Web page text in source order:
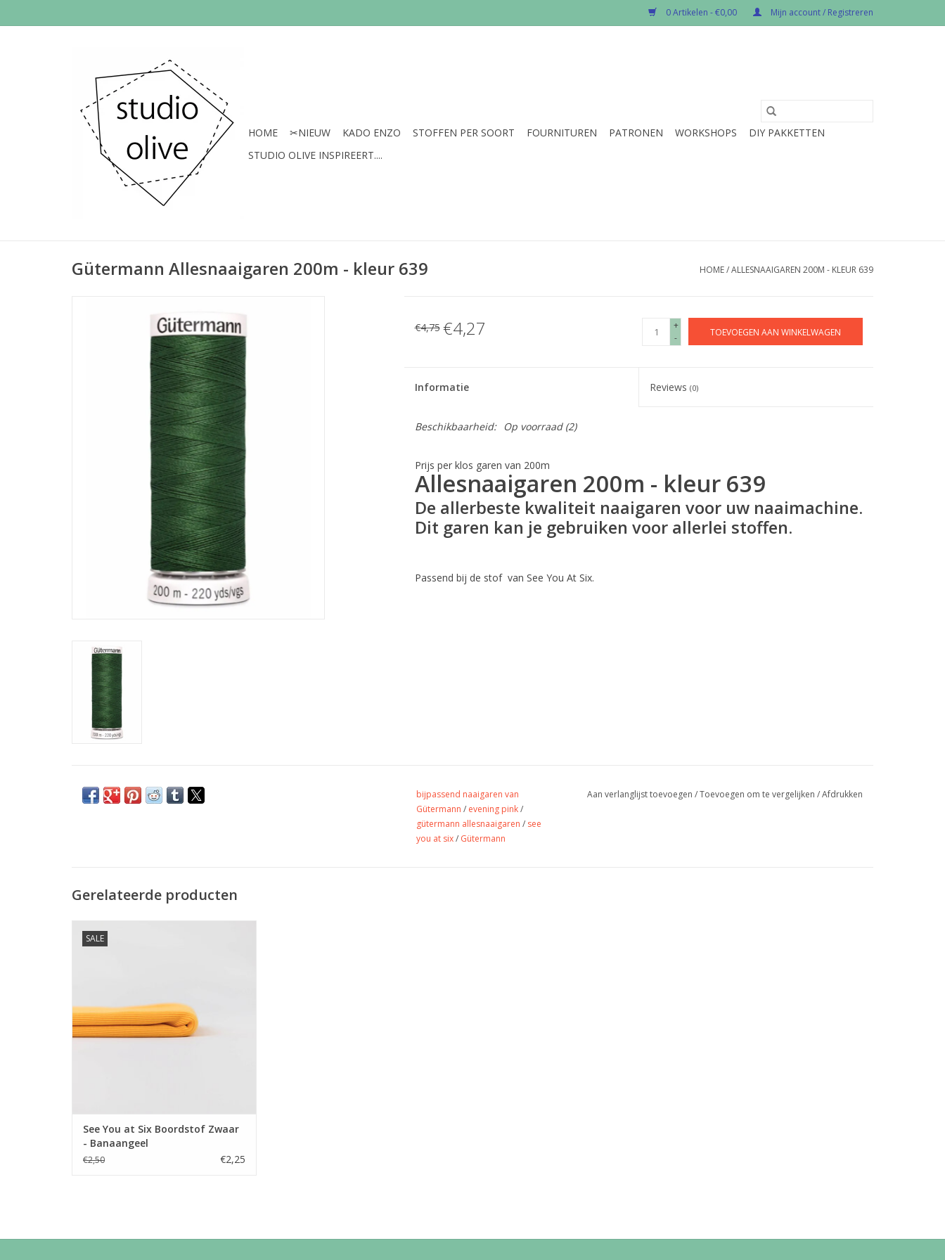
0 Artikelen - €0,00 Mijn account / Registreren
HOME ✂︎NIEUW KADO ENZO STOFFEN PER SOORT FOURNITUREN PATRONEN WORKSHOPS
DIY PAKKETTEN
STUDIO OLIVE INSPIREERT....
Gütermann Allesnaaigaren 200m - kleur 639 HOME/ALLESNAAIGAREN 200M - KLEUR 639
€4,75 €4,27
+
-
TOEVOEGEN AAN WINKELWAGEN
Informatie Reviews(0)
Beschikbaarheid: Op voorraad(2)
Prijs per klos garen van 200m
Allesnaaigaren 200m - kleur 639
De allerbeste kwaliteit naaigaren voor uw naaimachine.
Dit garen kan je gebruiken voor allerlei stoffen.
Passend bij de stof van See You At Six.
bijpassend naaigaren van
Gütermann / evening pink/
gütermann allesnaaigaren / see
you at six/ Gütermann
Aan verlanglijst toevoegen /Toevoegen om te vergelijken /Afdrukken
Gerelateerde producten
SALE
TOEVOEGEN AAN WINKELWAGEN
See You at Six Boordstof Zwaar
- Banaangeel
€2,50 €2,25